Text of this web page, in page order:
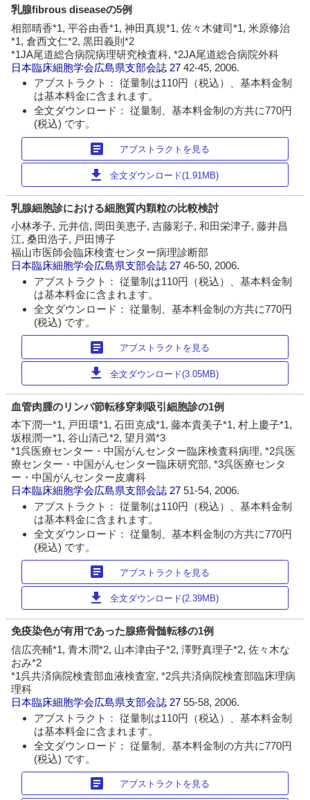
乳腺fibrous diseaseの5例
相部晴香*1, 平谷由香*1, 神田真規*1, 佐々木健司*1, 米原修治
*1, 倉西文仁*2, 黒田義則*2
*1JA尾道総合病院病理研究検査科, *2JA尾道総合病院外科
日本臨床細胞学会広島県支部会誌 2742-45, 2006.
アブストラクト： 従量制は110円（税込）、基本料金制
は基本料金に含まれます。
全文ダウンロード： 従量制、基本料金制の方共に770円
(税込) です。
article アブストラクトを見る
download 全文ダウンロード(1.91MB)
乳腺細胞診における細胞質内顆粒の比較検討
小林孝子, 元井信, 岡田美恵子, 吉藤彩子, 和田栄津子, 藤井昌
江, 桑田浩子, 戸田博子
福山市医師会臨床検査センター病理診断部
日本臨床細胞学会広島県支部会誌 2746-50, 2006.
アブストラクト： 従量制は110円（税込）、基本料金制
は基本料金に含まれます。
全文ダウンロード： 従量制、基本料金制の方共に770円
(税込) です。
article アブストラクトを見る
download 全文ダウンロード(3.05MB)
血管肉腫のリンパ節転移穿刺吸引細胞診の1例
本下潤一*1, 戸田環*1, 石田克成*1, 藤本貴美子*1, 村上慶子*1,
坂根潤一*1, 谷山清己*2, 望月満*3
*1呉医療センター・中国がんセンター臨床検査科病理, *2呉医
療センター・中国がんセンター臨床研究部, *3呉医療センタ
ー・中国がんセンター皮膚科
日本臨床細胞学会広島県支部会誌 2751-54, 2006.
アブストラクト： 従量制は110円（税込）、基本料金制
は基本料金に含まれます。
全文ダウンロード： 従量制、基本料金制の方共に770円
(税込) です。
article アブストラクトを見る
download 全文ダウンロード(2.39MB)
免疫染色が有用であった腺癌骨髄転移の1例
信広亮輔*1, 青木潤*2, 山本津由子*2, 澤野真理子*2, 佐々木な
おみ*2
*1呉共済病院検査部血液検査室, *2呉共済病院検査部臨床理病
理科
日本臨床細胞学会広島県支部会誌 2755-58, 2006.
アブストラクト： 従量制は110円（税込）、基本料金制
は基本料金に含まれます。
全文ダウンロード： 従量制、基本料金制の方共に770円
(税込) です。
article アブストラクトを見る